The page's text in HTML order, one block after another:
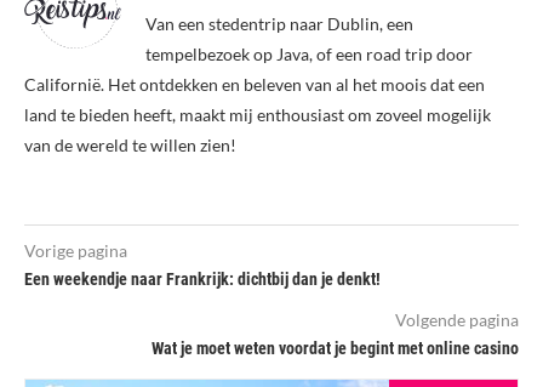
Van een stedentrip naar Dublin, een
tempelbezoek op Java, of een road trip door
Californië. Het ontdekken en beleven van al het moois dat een
land te bieden heeft, maakt mij enthousiast om zoveel mogelijk
van de wereld te willen zien!
Vorige pagina
Een weekendje naar Frankrijk: dichtbij dan je denkt!
Volgende pagina
Wat je moet weten voordat je begint met online casino